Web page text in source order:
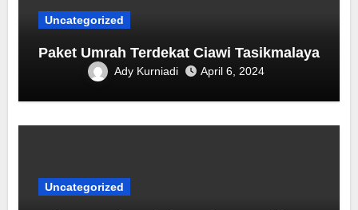
Uncategorized
Paket Umrah Terdekat Ciawi Tasikmalaya
Ady Kurniadi April 6, 2024
Uncategorized